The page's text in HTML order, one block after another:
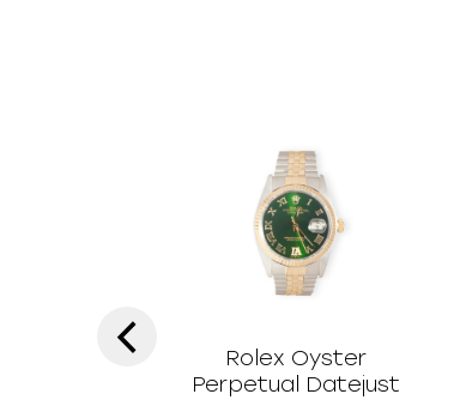
Rolex Oyster
Perpetual Datejust
‹